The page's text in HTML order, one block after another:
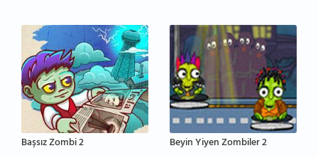
Başsız Zombi 2 Beyin Yiyen Zombiler 2